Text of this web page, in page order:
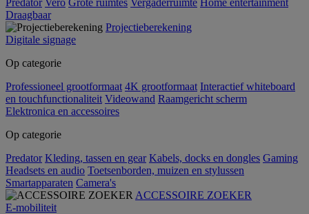
Predator Vero Grote ruimtes Vergaderruimte Home entertainment
Draagbaar
Projectieberekening
Digitale signage
Op categorie
Professioneel grootformaat 4K grootformaat Interactief whiteboard
en touchfunctionaliteit Videowand Raamgericht scherm
Elektronica en accessoires
Op categorie
Predator Kleding, tassen en gear Kabels, docks en dongles Gaming
Headsets en audio Toetsenborden, muizen en stylussen
Smartapparaten Camera's
ACCESSOIRE ZOEKER
E-mobiliteit